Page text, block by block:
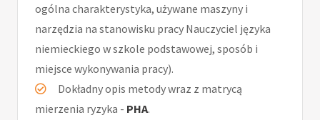
ogólna charakterystyka, używane maszyny i
narzędzia na stanowisku pracy Nauczyciel języka
niemieckiego w szkole podstawowej, sposób i
miejsce wykonywania pracy).
Dokładny opis metody wraz z matrycą
mierzenia ryzyka - PHA.